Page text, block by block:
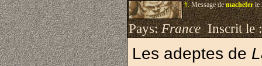
#.Message demacheferle
Pays:FranceInscrit le
Les adeptes de